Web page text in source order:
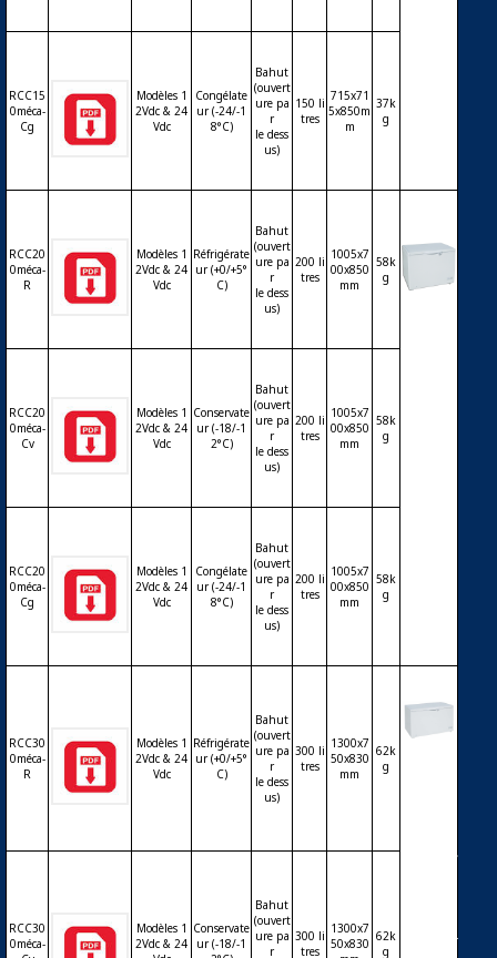
RCC15
0méca-
Cg
Modèles 1
2Vdc & 24
Vdc
Congélate
ur (-24/-1
8°C)
Bahut
(ouvert
ure pa
r
le dess
us)
150 li
tres
715x71
5x850m
m
37k
g
RCC20
0méca-
R
Modèles 1
2Vdc & 24
Vdc
Réfrigérate
ur (+0/+5°
C)
Bahut
(ouvert
ure pa
r
le dess
us)
200 li
tres
1005x7
00x850
mm
58k
g
RCC20
0méca-
Cv
Modèles 1
2Vdc & 24
Vdc
Conservate
ur (-18/-1
2°C)
Bahut
(ouvert
ure pa
r
le dess
us)
200 li
tres
1005x7
00x850
mm
58k
g
RCC20
0méca-
Cg
Modèles 1
2Vdc & 24
Vdc
Congélate
ur (-24/-1
8°C)
Bahut
(ouvert
ure pa
r
le dess
us)
200 li
tres
1005x7
00x850
mm
58k
g
RCC30
0méca-
R
Modèles 1
2Vdc & 24
Vdc
Réfrigérate
ur (+0/+5°
C)
Bahut
(ouvert
ure pa
r
le dess
us)
300 li
tres
1300x7
50x830
mm
62k
g
RCC30
0méca-
Modèles 1
2Vdc & 24
Conservate
ur (-18/-1
Bahut
(ouvert
ure pa
r
300 li
tres
1300x7
50x830 62k
g